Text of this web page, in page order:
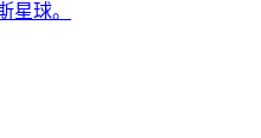
星球。